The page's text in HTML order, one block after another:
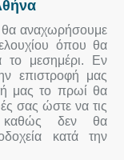
θα αναχωρήσουμε
όπου θα
το μεσημέρι. Εν
επιστροφή μας
μας το πρωί θα
σας ώστε να τις
καθώς δεν θα
κατά την